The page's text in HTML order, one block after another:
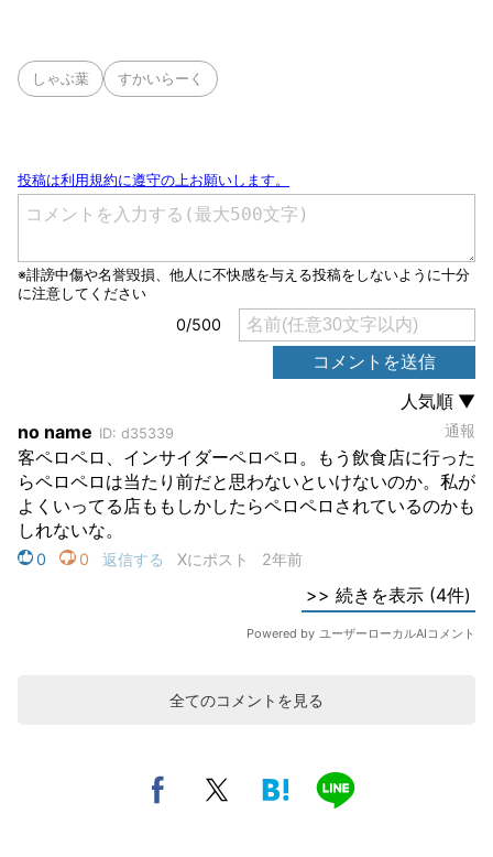
しゃぶ葉 すかいらーく
全てのコメントを見る